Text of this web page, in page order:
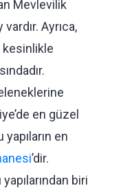
Mevlevilik
Ayrıca,
kesinlikle
en güzel
en
’dir.
biri